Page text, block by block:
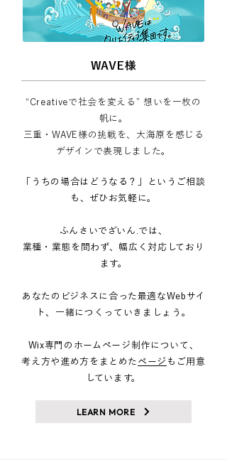
WAVE様
“Creativeで社会を変える” 想いを一枚の
帆に。
三重・WAVE様の挑戦を、大海原を感じる
デザインで表現しました。
「うちの場合はどうなる？」というご相談
も、ぜひお気軽に。
ふんさいでざいん.では、
業種・業態を問わず、幅広く対応しており
ます。
あなたのビジネスに合った最適なWebサイ
ト、一緒につくっていきましょう。
Wix専門のホームページ制作について、
考え方や進め方をまとめた ページ もご用意
しています。
LEARN MORE